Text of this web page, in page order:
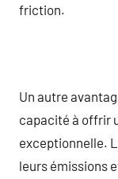
friction.
Un autre
capacité à offrir
exceptionnelle.
leurs émissions